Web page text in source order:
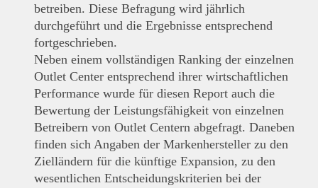
betreiben. Diese Befragung wird jährlich
durchgeführt und die Ergebnisse entsprechend
fortgeschrieben.
Neben einem vollständigen Ranking der einzelnen
Outlet Center entsprechend ihrer wirtschaftlichen
Performance wurde für diesen Report auch die
Bewertung der Leistungsfähigkeit von einzelnen
Betreibern von Outlet Centern abgefragt. Daneben
finden sich Angaben der Markenhersteller zu den
Zielländern für die künftige Expansion, zu den
wesentlichen Entscheidungskriterien bei der